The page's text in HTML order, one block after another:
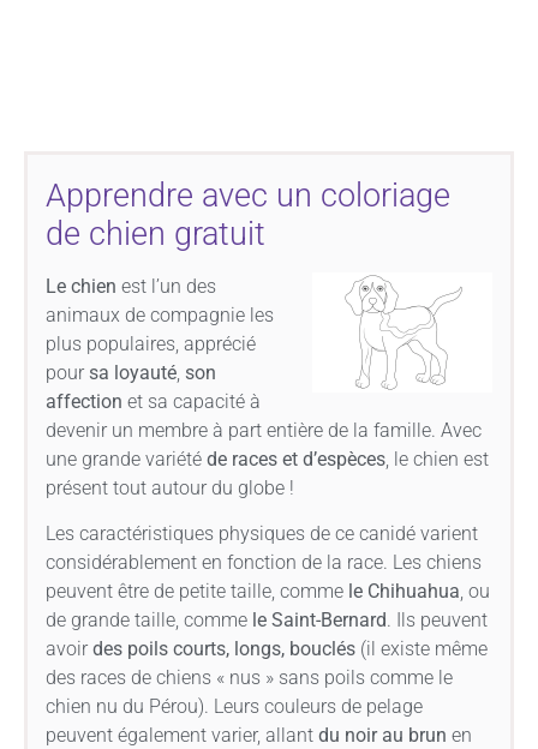
Apprendre avec un coloriage
de chien gratuit
Le chien est l’un des
animaux de compagnie les
plus populaires, apprécié
pour sa loyauté son
affection et sa capacité à
devenir un membre à part entière de la famille. Avec
une grande variété de races et d’espèces , le chien est
présent tout autour du globe !
Les caractéristiques physiques de ce canidé varient
considérablement en fonction de la race. Les chiens
peuvent être de petite taille, comme le Chihuahua, ou
de grande taille, comme le Saint-Bernard. Ils peuvent
avoir des poils courts, longs, bouclés (il existe même
des races de chiens « nus » sans poils comme le
chien nu du Pérou). Leurs couleurs de pelage
peuvent également varier, allant du noir au brun en